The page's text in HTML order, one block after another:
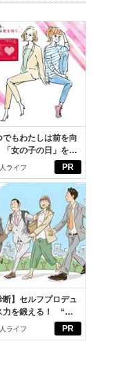
PR
でもわたしは前を向
「女の子の日」を前
に♪社会人エリ・大
ライフ
PR
断】セルフプロデュ
力を鍛える！ “ジ
”診断
ライフ